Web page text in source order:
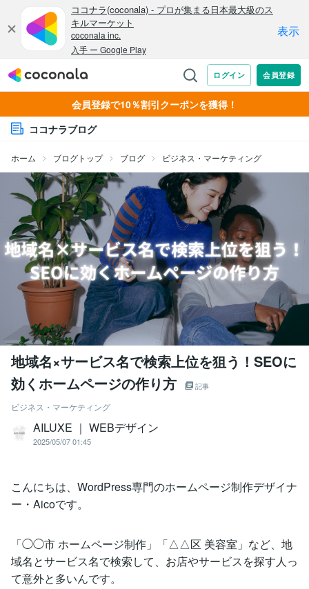
会員登録で10％割引クーポンを獲得！
ココナラブログ
ホーム ブログトップ ブログ ビジネス・マーケティング
地域名×サービス名で検索上位を狙う！SEOに
効くホームページの作り方
記事
ビジネス・マーケティング
AILUXE ｜ WEBデザイン
2025/05/07 01:45
こんにちは、WordPress専門のホームページ制作デザイナ
ー・Aicoです。
「◯◯市 ホームページ制作」「△△区 美容室」など、地
域名とサービス名で検索して、お店やサービスを探す人っ
て意外と多いんです。